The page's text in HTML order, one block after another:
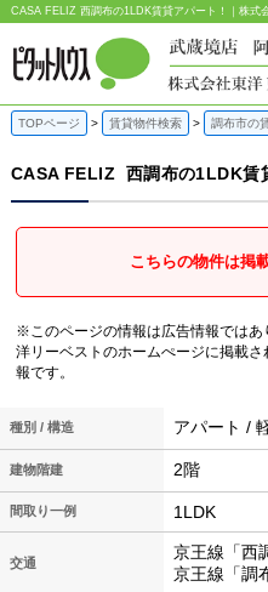
CASA FELIZ 西調布の1LDK賃貸アパート！｜株式
TOPページ 賃貸物件検索 調布市の
CASA FELIZ 西調布の1LDK賃
こちらの物件は掲
※このページの情報は広告情報では
洋リーベストのホームぺージに掲載
報です。
種別 / 構造 アパート /
建物階建 2階
間取り一例 1LDK
交通
京王線「西
京王線「調